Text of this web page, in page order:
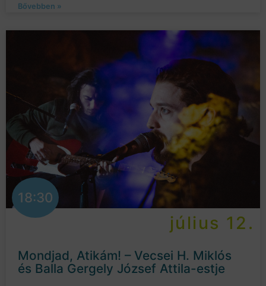
Bővebben »
18:30
július 12.
Mondjad, Atikám! – Vecsei H. Miklós
és Balla Gergely József Attila-estje